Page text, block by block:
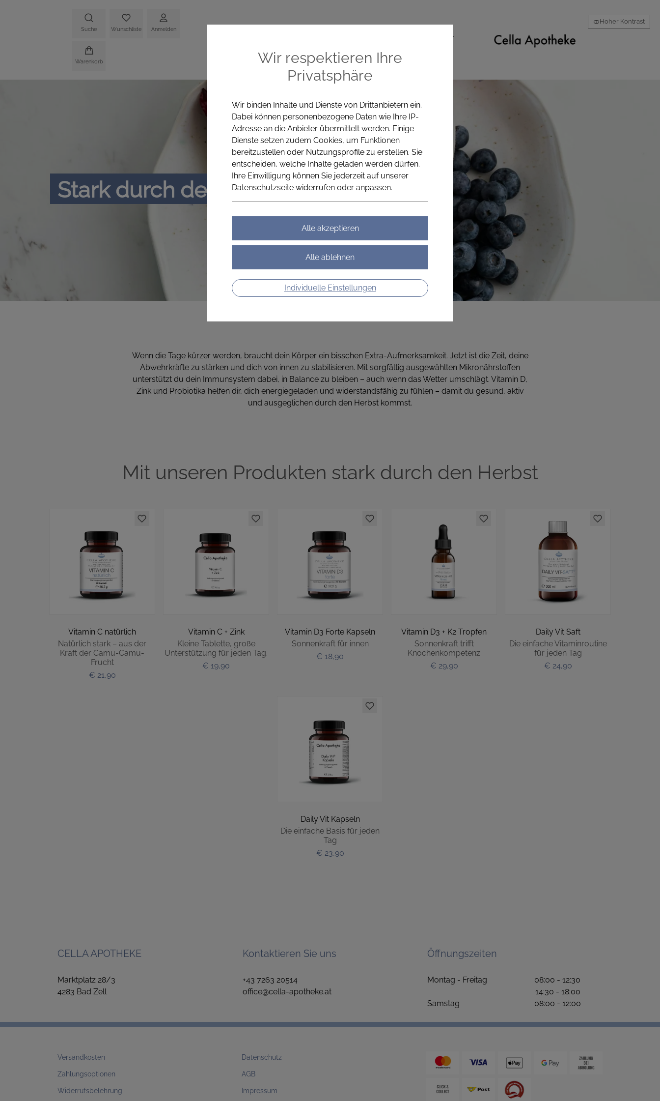
Hoher Kontrast
Suche Wunschliste Anmelden
Warenkorb
HOME KONTAKT
Stark durch den Herbst.
Wenn die Tage kürzer werden, braucht dein Körper ein bisschen Extra-Aufmerksamkeit. Jetzt ist die Zeit, deine
Abwehrkräfte zu stärken und dich von innen zu stabilisieren. Mit sorgfältig ausgewählten Mikronährstoffen
unterstützt du dein Immunsystem dabei, in Balance zu bleiben – auch wenn das Wetter umschlägt. Vitamin D,
Zink und Probiotika helfen dir, dich energiegeladen und widerstandsfähig zu fühlen – damit du gesund, aktiv
und ausgeglichen durch den Herbst kommst.
Mit unseren Produkten stark durch den Herbst
Vitamin C natürlich
Natürlich stark – aus der
Kraft der Camu-Camu-
Frucht
€ 21,90
Vitamin C + Zink
Kleine Tablette, große
Unterstützung für jeden Tag.
€ 19,90
Vitamin D3 Forte Kapseln
Sonnenkraft für innen
€ 18,90
Vitamin D3 + K2 Tropfen
Sonnenkraft trifft
Knochenkompetenz
€ 29,90
Daily Vit Saft
Die einfache Vitaminroutine
für jeden Tag
€ 24,90
Daily Vit Kapseln
Die einfache Basis für jeden
Tag
€ 23,90
Wir respektieren Ihre
Privatsphäre
Wir binden Inhalte und Dienste von Drittanbietern ein.
Dabei können personenbezogene Daten wie Ihre IP-
Adresse an die Anbieter übermittelt werden. Einige
Dienste setzen zudem Cookies, um Funktionen
bereitzustellen oder Nutzungsprofile zu erstellen. Sie
entscheiden, welche Inhalte geladen werden dürfen.
Ihre Einwilligung können Sie jederzeit auf unserer
Datenschutzseite widerrufen oder anpassen.
Individuelle Einstellungen
CELLA APOTHEKE
Marktplatz 28/3
4283 Bad Zell
Kontaktieren Sie uns
+43 7263 20514
office@cella-apotheke.at
Öffnungszeiten
Montag - Freitag 08:00 - 12:30
14:30 - 18:00
Samstag 08:00 - 12:00
Versandkosten
Zahlungsoptionen
Widerrufsbelehrung
Datenschutz
AGB
Impressum